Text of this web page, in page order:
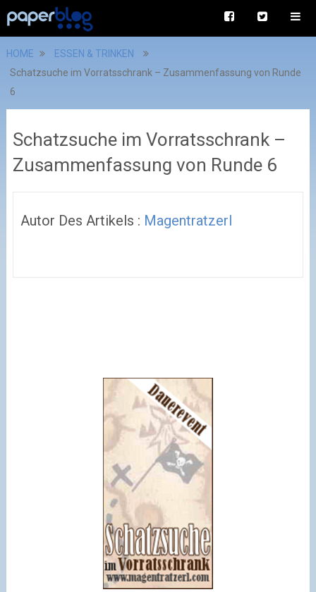
HOME
ESSEN & TRINKEN
Schatzsuche im Vorratsschrank – Zusammenfassung von Runde
6
Schatzsuche im Vorratsschrank –
Zusammenfassung von Runde 6
Autor Des Artikels : Magentratzerl